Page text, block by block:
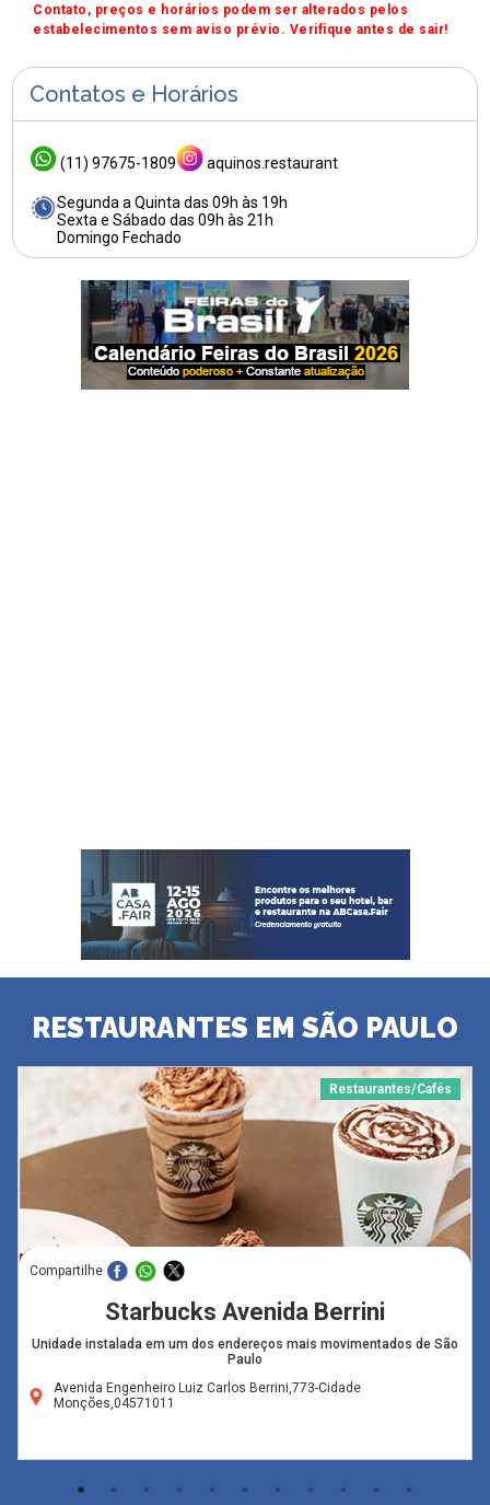
Contato, preços e horários podem ser alterados pelos
estabelecimentos sem aviso prévio. Verifique antes de sair!
Contatos e Horários
(11) 97675-1809 aquinos.restaurant
Segunda a Quinta das 09h às 19h
Sexta e Sábado das 09h às 21h
Domingo Fechado
RESTAURANTES EM SÃO PAULO
Restaurantes/Cafés
Compartilhe
Starbucks Avenida Berrini
Unidade instalada em um dos endereços mais movimentados de São
Paulo
Avenida Engenheiro Luiz Carlos Berrini,773-Cidade
Monções,04571011